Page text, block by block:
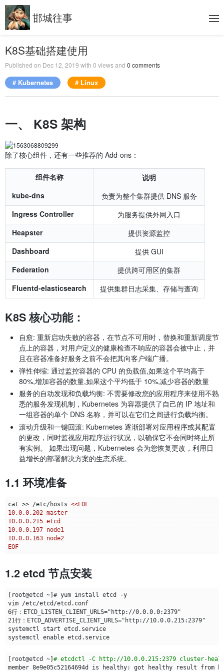
邯城往事
K8S基础搭建使用
Published on Dec 12, 2019 with 0 views and 0 comments
# Kubernetes # Linux
一、 K8S 架构
除了核心组件，还有一些推荐的 Add-ons：
组件名称
说明
kube-dns
负责为整个集群提供 DNS 服务
Ingress Controller
为服务提供外网入口
Heapster
提供资源监控
Dashboard
提供 GUI
Federation
提供跨可用区的集群
Fluentd-elasticsearch
提供集群日志采集、存储与查询
K8S 核心功能：
自愈: 重新启动失败的容器，在节点不可用时，替换和重新调度节
点上的容器，对用户定义的健康检查不响应的容器会被中止，并
且在容器准备好服务之前不会把其向客户端广播。
弹性伸缩: 通过监控容器的 CPU 的负载值,如果这个平均高于
80%,增加容器的数量,如果这个平均低于 10%,减少容器的数量
服务的自动发现和负载均衡: 不需要修改您的应用程序来使用不熟
悉的服务发现机制，Kubernetes 为容器提供了自己的 IP 地址和
一组容器的单个 DNS 名称，并可以在它们之间进行负载均衡。
滚动升级和一键回滚: Kubernetes 逐渐部署对应用程序或其配置
的更改，同时监视应用程序运行状况，以确保它不会同时终止所
有实例。 如果出现问题，Kubernetes 会为您恢复更改，利用日
益增长的部署解决方案的生态系统。
1.1 环境准备
cat >> /etc/hosts
<<EOF
10.0.0.202 master
EOF
1.2 etcd 节点安装
[root@etcd ~]# yum install etcd -y
vim /etc/etcd/etcd.conf
systemctl start etcd.service
systemctl enable etcd.service
[ root@etcd ~] # etcdctl -C http://10.0.0.215:2379 cluster-